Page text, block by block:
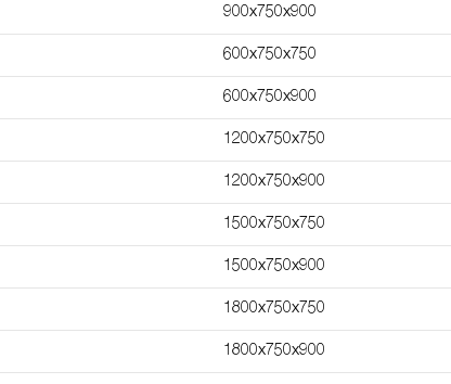
900x750x900
600х750х750
600х750х900
1200х750х750
1200х750х900
1500х750х750
1500х750х900
1800х750х750
1800х750х900